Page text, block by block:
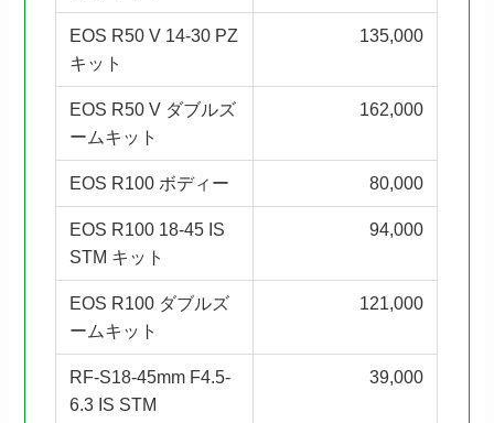
EOS R50 V 14-30 PZ
キット
135,000
EOS R50 V ダブルズ
ームキット
162,000
EOS R100 ボディー 80,000
EOS R100 18-45 IS
STM キット
94,000
EOS R100 ダブルズ
ームキット
121,000
RF-S18-45mm F4.5-
6.3 IS STM
39,000